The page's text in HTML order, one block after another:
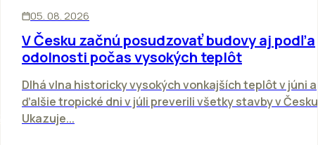
05. 08. 2026
V Česku začnú posudzovať budovy aj podľa
odolnosti počas vysokých teplôt
Dlhá vlna historicky vysokých vonkajších teplôt v júni a
ďalšie tropické dni v júli preverili všetky stavby v Česku.
Ukazuje...